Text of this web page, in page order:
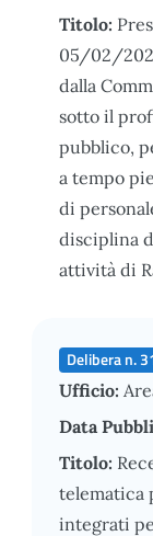
Titolo:
05/02/
dalla
sotto il
pubblico,
a tempo
di
disciplina
attività di
Delibera n.
Ufficio:
Data
Titolo:
telematica
integrati